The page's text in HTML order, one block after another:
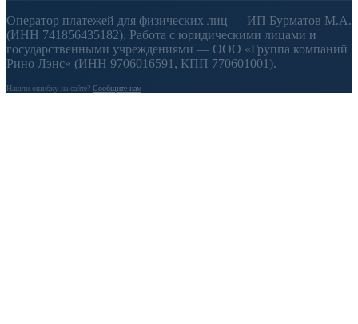
Оператор платежей для физических лиц — ИП Бурматов М.А.
(ИНН 741856435182). Работа с юридическими лицами и
государственными учреждениями — ООО «Группа компаний
Рино Лэнс» (ИНН 9706016591, КПП 770601001).
Нашли ошибку на сайте? Сообщите нам